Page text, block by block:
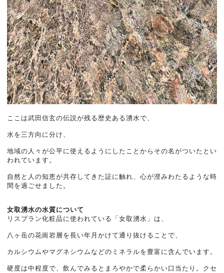
ここは武田信玄の伝説が残る歴史ある湧水で、
水を三方向に分け、
地域の人々が公平に使えるようにしたことからその名がついたとい
われています。
自然と人の知恵が共存してきた証に触れ、心が澄みわたるような時
間を過ごせました。
女取湧水の水質について
リスブラン化粧品に使われている「女取湧水」は、
八ヶ岳の花崗岩層を長い年月かけて通り抜けることで、
カルシウムやマグネシウムなどのミネラルを豊富に含んでいます。
硬度は中程度で、飲んでみるとまろやかで柔らかい口当たり。クセ